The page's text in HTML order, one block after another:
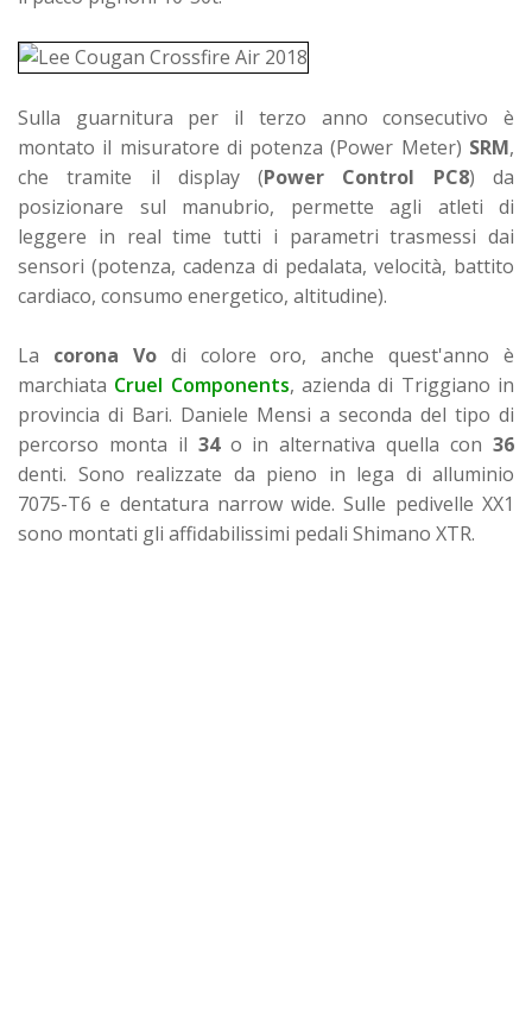
Sulla guarnitura per il terzo anno consecutivo è
montato il misuratore di potenza (Power Meter) SRM,
che tramite il display (Power Control PC8) da
posizionare sul manubrio, permette agli atleti di
leggere in real time tutti i parametri trasmessi dai
sensori (potenza, cadenza di pedalata, velocità, battito
cardiaco, consumo energetico, altitudine).
La corona Vodi colore oro, anche quest'anno è
marchiata Cruel Components, azienda di Triggiano in
provincia di Bari. Daniele Mensi a seconda del tipo di
percorso monta il 34o in alternativa quella con36
denti. Sono realizzate da pieno in lega di alluminio
7075-T6 e dentatura narrow wide. Sulle pedivelle XX1
sono montati gli affidabilissimi pedali Shimano XTR.